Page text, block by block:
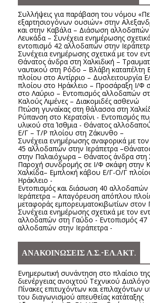
Συλλήψεις για παράβαση του νόμου
εξαρτησιογόνων ουσιών» στην
και στην Καβάλα – Διάσωση αλλοδαπών
Λευκάδα – Συνέχεια ενημέρωσης
εντοπισμό 42 αλλοδαπών στην
Συνέχεια ενημέρωσης σχετικά με τον
Θάνατος άνδρα στη Χαλκιδική –
ναυτικού στη Ρόδο – Βλάβη καταπέλτη
πλοίου στο Αντίρριο – Δυσλειτουργία
πλοίου στο Ηράκλειο – Προσάραξη Ι/Φ
στο Λαύριο – Εντοπισμός αλλοδαπών
Καλούς Λιμένες – Διακομιδές ασθενώ
Πτώση γυναίκας στη θάλασσα στη
Ρύπανση στο Κερατσίνι - Εντοπισμός
υλικού στα Ίσθμια - Θάνατος
Ε/Γ – Τ/Ρ πλοίου στη Ζάκυνθο –
Συνέχεια ενημέρωσης αναφορικά με
45 αλλοδαπών στην Ιεράπετρα
στην Παλαιόχωρα – Θάνατος άνδρα στη
Παροχή συνδρομής σε Ι/Φ σκάφη στην
Χαλκίδα– Εμπλοκή κάβου Ε/Γ-Ο/Γ
Ηράκλειο -
Εντοπισμός και διάσωση 40 αλλοδαπών
Ιεράπετρα – Απαγόρευση απόπλου
μεταφοράς εμπορευματοκιβωτίων στον
Συνέχεια ενημέρωσης σχετικά με τον
αλλοδαπών στη Γαύδο - Εντοπισμός 47
αλλοδαπών στην Ιεράπετρα -
ΑΝΑΚΟΙΝΩΣΕΙΣ Λ.Σ.-ΕΛ.ΑΚΤ.
Ενημερωτική συνάντηση στο πλαίσιο της
διενέργειας ανοιχτού Τεχνικού
Πίνακες επιτυχόντων και επιλαχόντων
του διαγωνισμού απευθείας κατάταξης